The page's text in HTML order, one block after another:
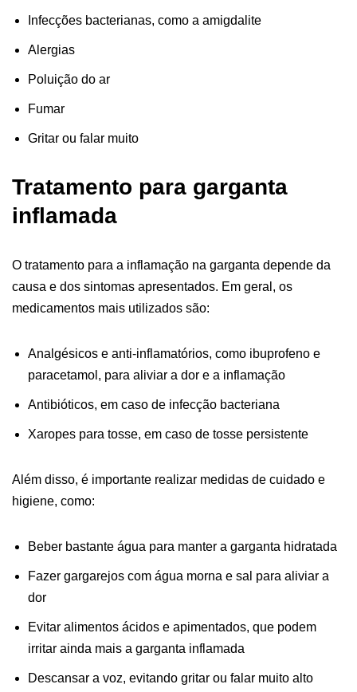
Infecções bacterianas, como a amigdalite
Alergias
Poluição do ar
Fumar
Gritar ou falar muito
Tratamento para garganta
inflamada
O tratamento para a inflamação na garganta depende da
causa e dos sintomas apresentados. Em geral, os
medicamentos mais utilizados são:
Analgésicos e anti-inflamatórios, como ibuprofeno e
paracetamol, para aliviar a dor e a inflamação
Antibióticos, em caso de infecção bacteriana
Xaropes para tosse, em caso de tosse persistente
Além disso, é importante realizar medidas de cuidado e
higiene, como:
Beber bastante água para manter a garganta hidratada
Fazer gargarejos com água morna e sal para aliviar a
dor
Evitar alimentos ácidos e apimentados, que podem
irritar ainda mais a garganta inflamada
Descansar a voz, evitando gritar ou falar muito alto